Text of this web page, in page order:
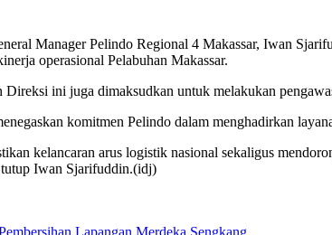
Manager Pelindo Regional 4 Makassar, Iwan
operasional Pelabuhan Makassar.
ini juga dimaksudkan untuk melakukan
komitmen Pelindo dalam menghadirkan
kelancaran arus logistik nasional sekaligus
tutup Iwan Sjarifuddin.(idj)